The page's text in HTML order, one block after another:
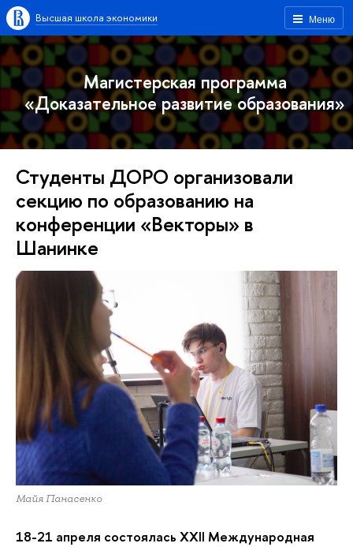
Меню
Высшая школа экономики
Магистерская программа
«Доказательное развитие образования»
Студенты ДОРО организовали
секцию по образованию на
конференции «Векторы» в
Шанинке
Майя Панасенко
18-21 апреля состоялась XXII Международная